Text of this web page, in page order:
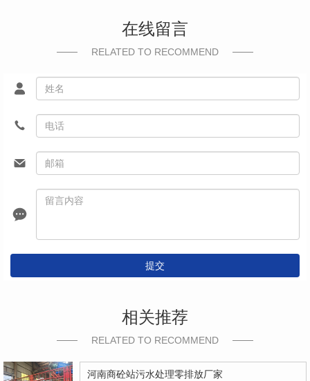
在线留言
RELATED TO RECOMMEND
提交
相关推荐
RELATED TO RECOMMEND
河南商砼站污水处理零排放厂家